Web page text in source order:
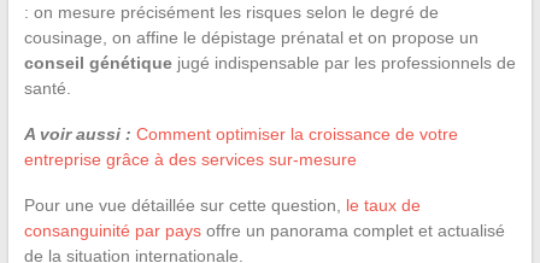
: on mesure précisément les risques selon le degré de
cousinage, on affine le dépistage prénatal et on propose un
conseil génétiquejugé indispensable par les professionnels de
santé.
A voir aussi : Comment optimiser la croissance de votre
entreprise grâce à des services sur-mesure
Pour une vue détaillée sur cette question, le taux de
consanguinité par paysoffre un panorama complet et actualisé
de la situation internationale.